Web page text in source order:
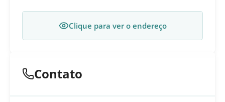
Clique para ver o endereço
Contato